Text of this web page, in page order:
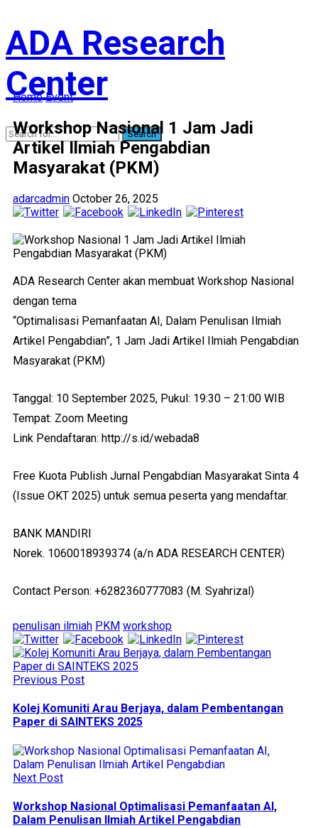
ADA Research
Center
Search
Home Event
Workshop Nasional 1 Jam Jadi
Artikel Ilmiah Pengabdian
Masyarakat (PKM)
adarcadmin October 26, 2025
ADA Research Center akan membuat Workshop Nasional
dengan tema
“Optimalisasi Pemanfaatan AI, Dalam Penulisan Ilmiah
Artikel Pengabdian”, 1 Jam Jadi Artikel Ilmiah Pengabdian
Masyarakat (PKM)
Tanggal: 10 September 2025, Pukul: 19:30 – 21:00 WIB
Tempat: Zoom Meeting
Link Pendaftaran: http://s.id/webada8
Free Kuota Publish Jurnal Pengabdian Masyarakat Sinta 4
(Issue OKT 2025) untuk semua peserta yang mendaftar.
BANK MANDIRI
Norek. 1060018939374 (a/n ADA RESEARCH CENTER)
Contact Person: +6282360777083 (M. Syahrizal)
penulisan ilmiah PKM workshop
Previous Post
Kolej Komuniti Arau Berjaya, dalam Pembentangan
Paper di SAINTEKS 2025
Next Post
Workshop Nasional Optimalisasi Pemanfaatan AI,
Dalam Penulisan Ilmiah Artikel Pengabdian